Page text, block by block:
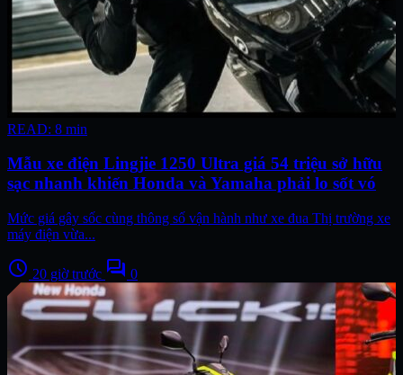
READ: 8 min
Mẫu xe điện Lingjie 1250 Ultra giá 54 triệu sở hữu
sạc nhanh khiến Honda và Yamaha phải lo sốt vó
Mức giá gây sốc cùng thông số vận hành như xe đua Thị trường xe
máy điện vừa...
schedule 20 giờ trước forum 0